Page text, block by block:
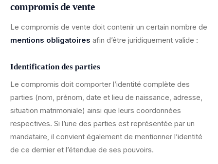
compromis de vente
Le compromis de vente doit contenir un certain nombre de
mentions obligatoires afin d’être juridiquement valide :
Identification des parties
Le compromis doit comporter l’identité complète des
parties (nom, prénom, date et lieu de naissance, adresse,
situation matrimoniale) ainsi que leurs coordonnées
respectives. Si l’une des parties est représentée par un
mandataire, il convient également de mentionner l’identité
de ce dernier et l’étendue de ses pouvoirs.